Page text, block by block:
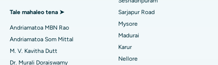
Mitadiava Dokotera Jeneraly
Hopitaly tsara indrindra ao Gandhinagar, Ahmedabad
Hopitaly tsara indrindra ao Aragonda, Andhra Pradesh
Hopitaly tsara indrindra ao amin'ny Bannerghatta Road,
Bangalore
Embolization ny lalan-dra
Tale mahaleo tena ➤
Andriamatoa MBN Rao
Andriamatoa Som Mittal
M. V. Kavitha Dutt
Dr. Murali Doraiswamy
Sarjapur Road
Mysore
Madurai
Karur
Nellore